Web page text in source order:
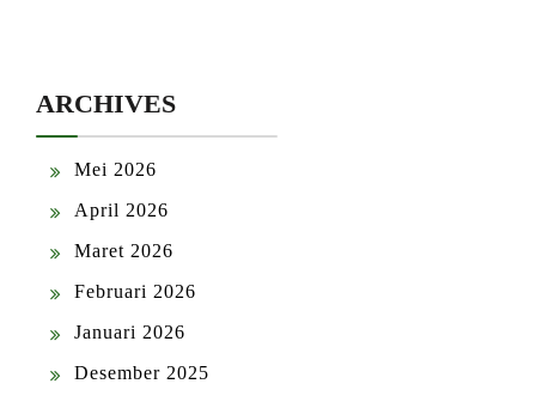
ARCHIVES
Mei 2026
April 2026
Maret 2026
Februari 2026
Januari 2026
Desember 2025